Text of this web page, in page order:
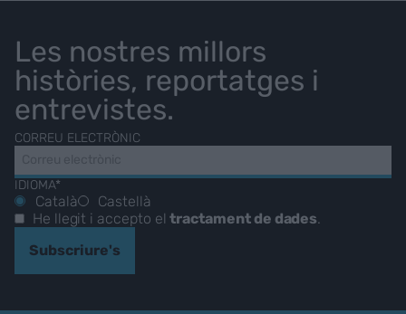
Les nostres millors
històries, reportatges i
entrevistes.
CORREU ELECTRÒNIC
IDIOMA*
Català
Castellà
He llegit i accepto eltractament de dades.
Subscriure's